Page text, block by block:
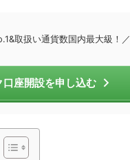
取扱い通貨数国内最大級！／
口座開設を申し込む